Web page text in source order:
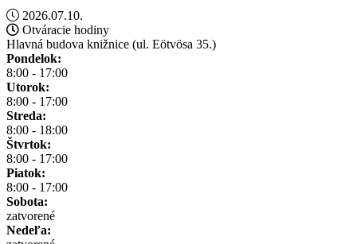
2026.07.10.
Otváracie hodiny
Hlavná budova knižnice (ul. Eötvösa 35.)
Pondelok:
8:00 - 17:00
Utorok:
8:00 - 17:00
Streda:
8:00 - 18:00
Štvrtok:
8:00 - 17:00
Piatok:
8:00 - 17:00
Sobota:
zatvorené
Nedeľa: